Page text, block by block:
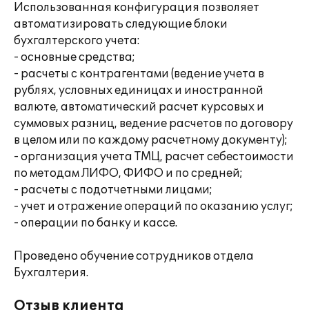
Использованная конфигурация позволяет
автоматизировать следующие блоки
бухгалтерского учета:
- основные средства;
- расчеты с контрагентами (ведение учета в
рублях, условных единицах и иностранной
валюте, автоматический расчет курсовых и
суммовых разниц, ведение расчетов по договору
в целом или по каждому расчетному документу);
- организация учета ТМЦ, расчет себестоимости
по методам ЛИФО, ФИФО и по средней;
- расчеты с подотчетными лицами;
- учет и отражение операций по оказанию услуг;
- операции по банку и кассе.
Проведено обучение сотрудников отдела
Бухгалтерия.
Отзыв клиента